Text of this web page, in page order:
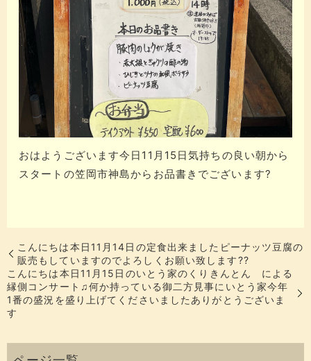
おはようございます今日11月15日気持ちの良い朝から
スタートの笠岡市神島から️お品書きでございます?
こんにちは本日11月14日の定食出来ましたピーナッツ豆腐の
販売もしていますのでよろしくお願い致します??
こんにちは本日11月15日のいとう家のくりきんとん による
縁側コンサート♫何か持っている御二方見事にいとう家今年
1番の盛況を盛り上げてくださいましたありがとうございま
す